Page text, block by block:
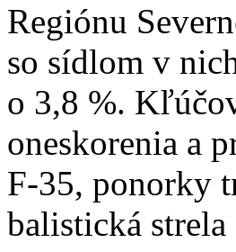
Regiónu
so sídlom v
o 3,8 %.
oneskorenia a
F-35, ponorky
balistická